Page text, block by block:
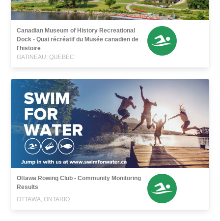
Canadian Museum of History Recreational
Dock - Quai récréatif du Musée canadien de
l'histoire
GATINEAU, QUEBEC
Ottawa Rowing Club - Community Monitoring
Results
OTTAWA, ONTARIO